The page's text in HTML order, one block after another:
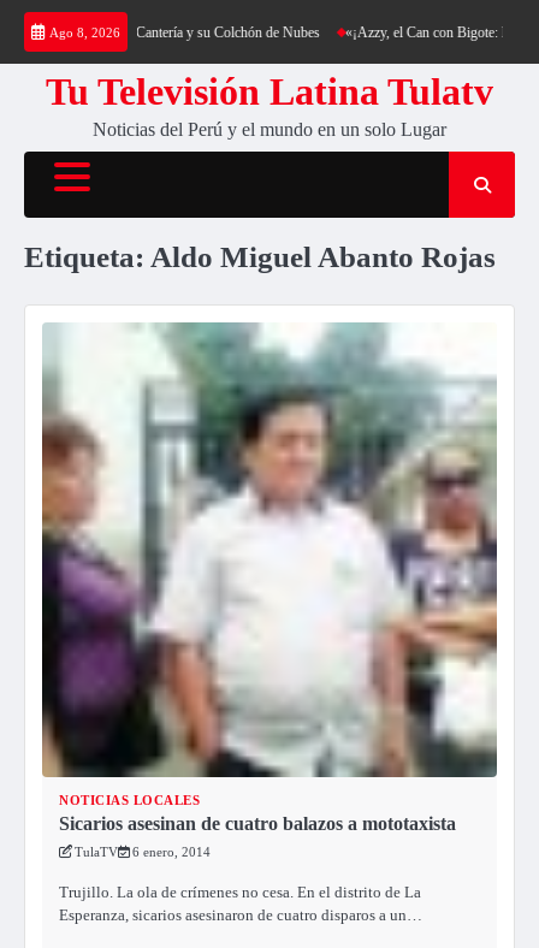
Saltar
contenido
Ago 8, 2026
Trekking al Cerro Cantería y su Colchón de Nubes «¡Azzy, el Can con Bigote: La
Tu Televisión Latina Tulatv
Noticias del Perú y el mundo en un solo Lugar
Etiqueta: Aldo Miguel Abanto Rojas
NOTICIAS LOCALES
Sicarios asesinan de cuatro balazos a mototaxista
TulaTV 6 enero, 2014
Trujillo. La ola de crímenes no cesa. En el distrito de La
Esperanza, sicarios asesinaron de cuatro disparos a un…